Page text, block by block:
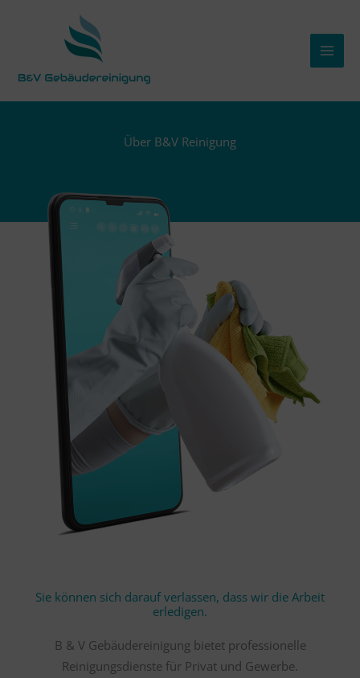
Über B&V Reinigung
Sie können sich darauf verlassen, dass wir die Arbeit
erledigen.
B & V Gebäudereinigung bietet professionelle
Reinigungsdienste für Privat und Gewerbe.